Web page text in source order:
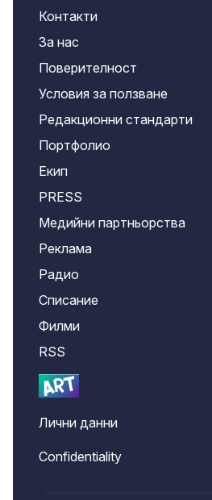
Контакти
За нас
Поверителност
Условия за ползване
Редакционни стандарти
Портфолио
Екип
PRESS
Медийни партньорства
Реклама
Радио
Списание
Филми
RSS
Лични данни
Confidentiality